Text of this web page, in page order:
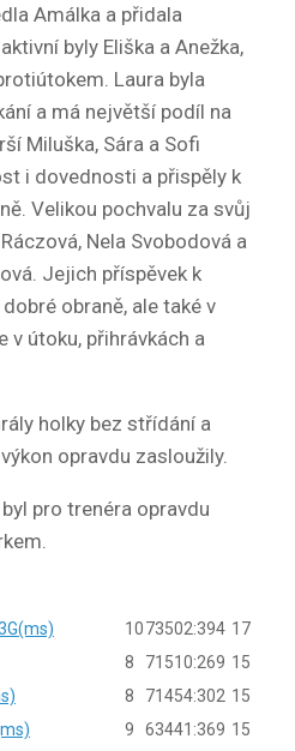
Amálka a přidala
byly Eliška a Anežka,
Laura byla
a má největší podíl na
Miluška, Sára a Sofi
i dovednosti a přispěly k
Velikou pochvalu za svůj
Nela Svobodová a
Jejich příspěvek k
obraně, ale také v
v útoku, přihrávkách a
holky bez střídání a
opravdu zasloužily.
pro trenéra opravdu
1073502:394 17
8 71 510:269 15
8 71 454:302 15
9 63441:369 15